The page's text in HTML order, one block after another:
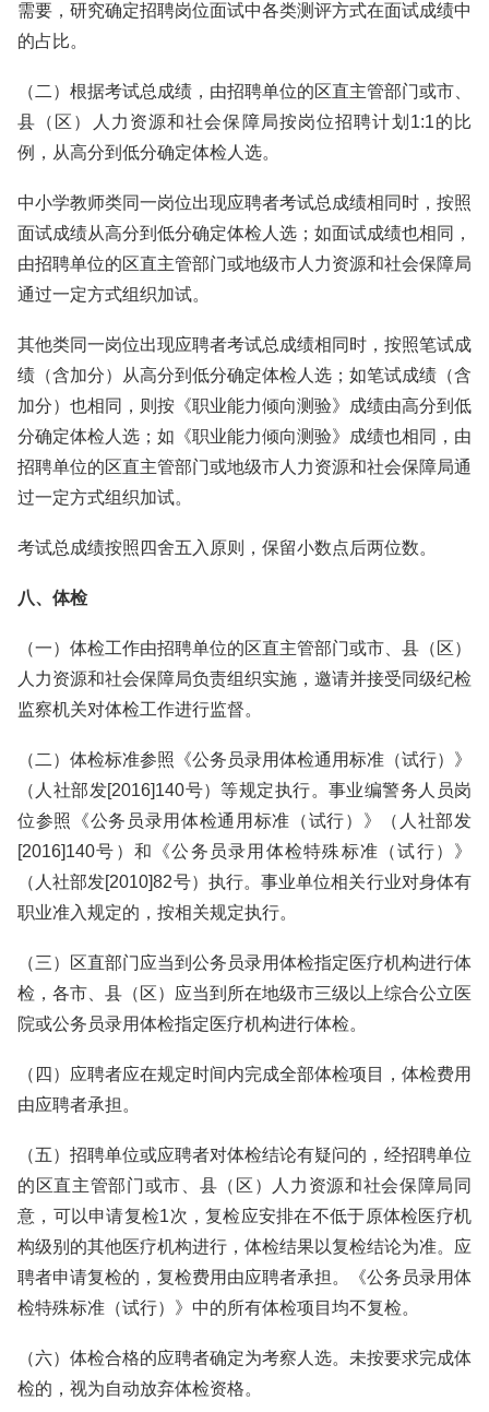
需要，研究确定招聘岗位面试中各类测评方式在面试成绩中
的占比。
（二）根据考试总成绩，由招聘单位的区直主管部门或市、
县（区）人力资源和社会保障局按岗位招聘计划1:1的比
例，从高分到低分确定体检人选。
中小学教师类同一岗位出现应聘者考试总成绩相同时，按照
面试成绩从高分到低分确定体检人选；如面试成绩也相同，
由招聘单位的区直主管部门或地级市人力资源和社会保障局
通过一定方式组织加试。
其他类同一岗位出现应聘者考试总成绩相同时，按照笔试成
绩（含加分）从高分到低分确定体检人选；如笔试成绩（含
加分）也相同，则按《职业能力倾向测验》成绩由高分到低
分确定体检人选；如《职业能力倾向测验》成绩也相同，由
招聘单位的区直主管部门或地级市人力资源和社会保障局通
过一定方式组织加试。
考试总成绩按照四舍五入原则，保留小数点后两位数。
八、体检
（一）体检工作由招聘单位的区直主管部门或市、县（区）
人力资源和社会保障局负责组织实施，邀请并接受同级纪检
监察机关对体检工作进行监督。
（二）体检标准参照《公务员录用体检通用标准（试行）》
（人社部发[2016]140号）等规定执行。事业编警务人员岗
位参照《公务员录用体检通用标准（试行）》（人社部发
[2016]140号）和《公务员录用体检特殊标准（试行）》
（人社部发[2010]82号）执行。事业单位相关行业对身体有
职业准入规定的，按相关规定执行。
（三）区直部门应当到公务员录用体检指定医疗机构进行体
检，各市、县（区）应当到所在地级市三级以上综合公立医
院或公务员录用体检指定医疗机构进行体检。
（四）应聘者应在规定时间内完成全部体检项目，体检费用
由应聘者承担。
（五）招聘单位或应聘者对体检结论有疑问的，经招聘单位
的区直主管部门或市、县（区）人力资源和社会保障局同
意，可以申请复检1次，复检应安排在不低于原体检医疗机
构级别的其他医疗机构进行，体检结果以复检结论为准。应
聘者申请复检的，复检费用由应聘者承担。《公务员录用体
检特殊标准（试行）》中的所有体检项目均不复检。
（六）体检合格的应聘者确定为考察人选。未按要求完成体
检的，视为自动放弃体检资格。